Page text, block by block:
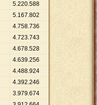
5.220.588
5.167.802
4.758.736
4.723.743
4.678.528
4.639.256
4.488.924
4.392.246
3.979.674